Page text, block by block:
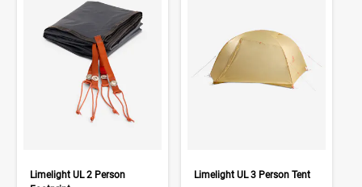
Limelight UL 2 Person
Limelight UL 3 Person Tent